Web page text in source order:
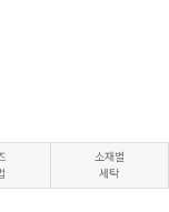
소재별
세탁